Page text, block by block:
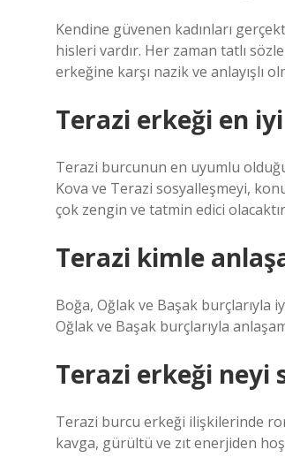
Kendine güvenen kadınları
hisleri vardır. Her zaman tatlı
erkeğine karşı nazik ve anlayışlı
Terazi erkeği en
Terazi burcunun en uyumlu
Kova ve Terazi sosyalleşmeyi,
çok zengin ve tatmin edici
Terazi kimle
Boğa, Oğlak ve Başak burçlarıyla
Oğlak ve Başak burçlarıyla
Terazi erkeği neyi
Terazi burcu erkeği ilişkilerinde
kavga, gürültü ve zıt enerjiden